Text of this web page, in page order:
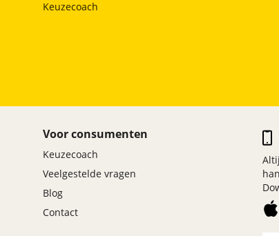
Keuzecoach
Voor consumenten
Keuzecoach
Veelgestelde vragen
Blog
Contact